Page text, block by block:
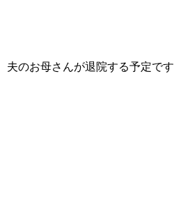
夫のお母さんが退院する予定です